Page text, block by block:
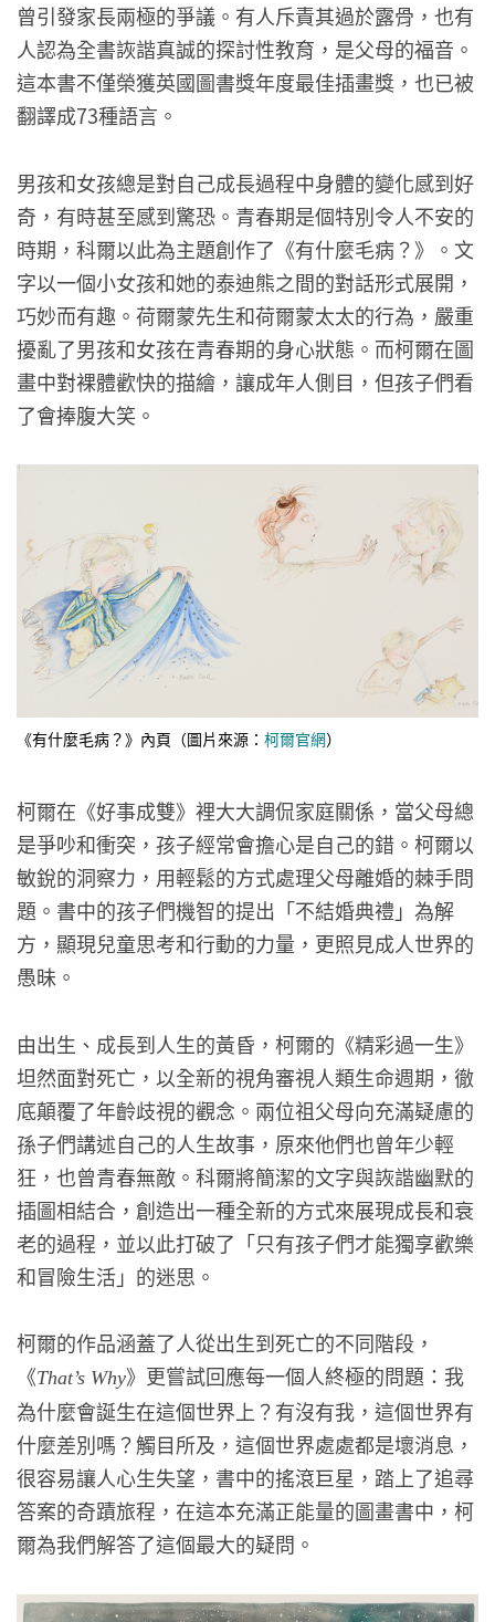
曾引發家長兩極的爭議。有人斥責其過於露骨，也有
人認為全書詼諧真誠的探討性教育，是父母的福音。
這本書不僅榮獲英國圖書獎年度最佳插畫獎，也已被
翻譯成73種語言。
男孩和女孩總是對自己成長過程中身體的變化感到好
奇，有時甚至感到驚恐。青春期是個特別令人不安的
時期，科爾以此為主題創作了《有什麼毛病？》。文
字以一個小女孩和她的泰迪熊之間的對話形式展開，
巧妙而有趣。荷爾蒙先生和荷爾蒙太太的行為，嚴重
擾亂了男孩和女孩在青春期的身心狀態。而柯爾在圖
畫中對裸體歡快的描繪，讓成年人側目，但孩子們看
了會捧腹大笑。
《有什麼毛病？》內頁（圖片來源： 柯爾官網）
柯爾在《好事成雙》裡大大調侃家庭關係，當父母總
是爭吵和衝突，孩子經常會擔心是自己的錯。柯爾以
敏銳的洞察力，用輕鬆的方式處理父母離婚的棘手問
題。書中的孩子們機智的提出「不結婚典禮」為解
方，顯現兒童思考和行動的力量，更照見成人世界的
愚昧。
由出生、成長到人生的黃昏，柯爾的《精彩過一生》
坦然面對死亡，以全新的視角審視人類生命週期，徹
底顛覆了年齡歧視的觀念。兩位祖父母向充滿疑慮的
孫子們講述自己的人生故事，原來他們也曾年少輕
狂，也曾青春無敵。科爾將簡潔的文字與詼諧幽默的
插圖相結合，創造出一種全新的方式來展現成長和衰
老的過程，並以此打破了「只有孩子們才能獨享歡樂
和冒險生活」的迷思。
柯爾的作品涵蓋了人從出生到死亡的不同階段，
《That’s Why》更嘗試回應每一個人終極的問題：我
為什麼會誕生在這個世界上？有沒有我，這個世界有
什麼差別嗎？觸目所及，這個世界處處都是壞消息，
很容易讓人心生失望，書中的搖滾巨星，踏上了追尋
答案的奇蹟旅程，在這本充滿正能量的圖畫書中，柯
爾為我們解答了這個最大的疑問。